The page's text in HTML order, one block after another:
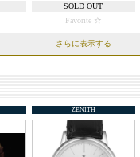
SOLD OUT
Favorite
さらに表示する
ZENITH